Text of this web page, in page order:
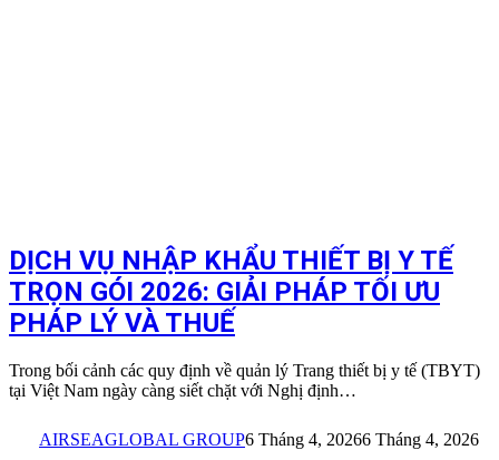
DỊCH VỤ NHẬP KHẨU THIẾT BỊ Y TẾ
TRỌN GÓI 2026: GIẢI PHÁP TỐI ƯU
PHÁP LÝ VÀ THUẾ
Trong bối cảnh các quy định về quản lý Trang thiết bị y tế (TBYT)
tại Việt Nam ngày càng siết chặt với Nghị định…
AIRSEAGLOBAL GROUP6 Tháng 4, 20266 Tháng 4, 2026